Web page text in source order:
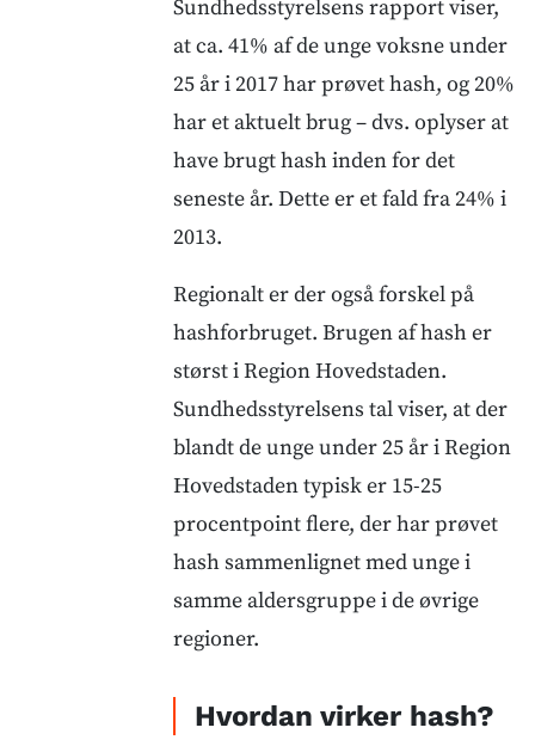
Sundhedsstyrelsens rapport viser,
at ca. 41% af de unge voksne under
25 år i 2017 har prøvet hash, og 20%
har et aktuelt brug – dvs. oplyser at
have brugt hash inden for det
seneste år. Dette er et fald fra 24% i
2013.
Regionalt er der også forskel på
hashforbruget. Brugen af hash er
størst i Region Hovedstaden.
Sundhedsstyrelsens tal viser, at der
blandt de unge under 25 år i Region
Hovedstaden typisk er 15-25
procentpoint flere, der har prøvet
hash sammenlignet med unge i
samme aldersgruppe i de øvrige
regioner.
Hvordan virker hash?